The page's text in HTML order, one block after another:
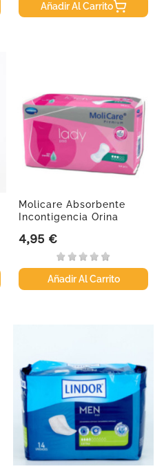
Añadir Al Carrito
Molicare Absorbente
Incontigencia Orina
Precio
4,95 €
Añadir Al Carrito